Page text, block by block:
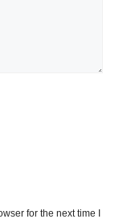
for the next time I